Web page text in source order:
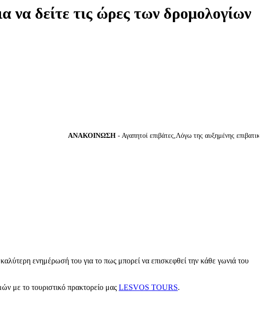
να δείτε τις ώρες των δρομολογίων
ΑΝΑΚΟΙΝΩΣΗ- Αγαπητοί επιβάτες,Λόγω της αυξημένης επιβατικής
ενημέρωσή του για το πως μπορεί να επισκεφθεί την κάθε γωνιά του
με το τουριστικό πρακτορείο μας LESVOS TOURS.